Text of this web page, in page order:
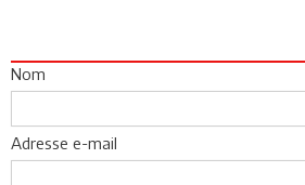
Nom
Adresse e-mail